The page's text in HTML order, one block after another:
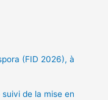
(FID 2026), à
de la mise en